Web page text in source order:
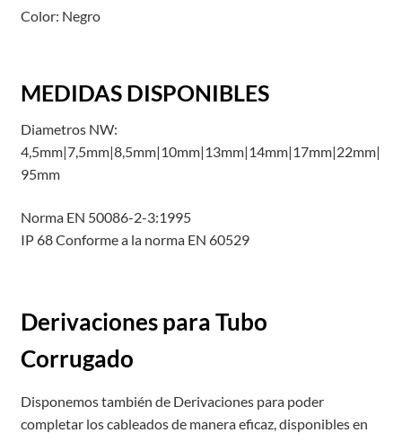
Color: Negro
MEDIDAS DISPONIBLES
Diametros NW:
4,5mm|7,5mm|8,5mm|10mm|13mm|14mm|17mm|22mm|
95mm
Norma EN 50086-2-3:1995
IP 68 Conforme a la norma EN 60529
Derivaciones para Tubo
Corrugado
Disponemos también de Derivaciones para poder
completar los cableados de manera eficaz, disponibles en